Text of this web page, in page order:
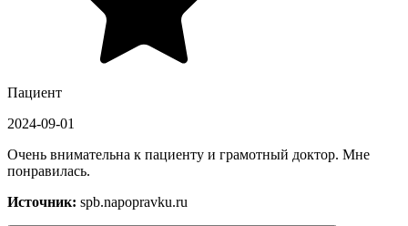
Пациент
2024-09-01
Очень внимательна к пациенту и грамотный доктор. Мне
понравилась.
Источник: spb.napopravku.ru